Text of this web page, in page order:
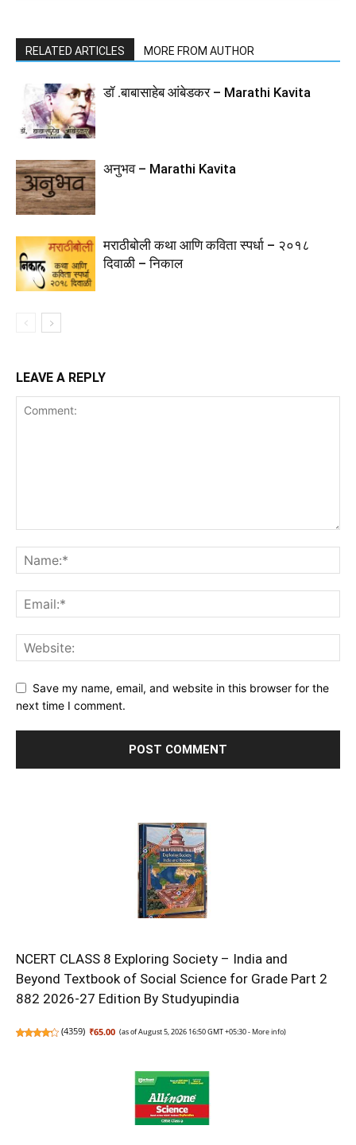
RELATED ARTICLES MORE FROM AUTHOR
डॉ .बाबासाहेब आंबेडकर – Marathi Kavita
अनुभव – Marathi Kavita
मराठीबोली कथा आणि कविता स्पर्धा – २०१८
दिवाळी – निकाल
LEAVE A REPLY
Save my name, email, and website in this browser for the
next time I comment.
NCERT CLASS 8 Exploring Society – India and
Beyond Textbook of Social Science for Grade Part 2
882 2026-27 Edition By Studyupindia
(4359) ₹65.00 (as of August 5, 2026 16:50 GMT +05:30 -More info)